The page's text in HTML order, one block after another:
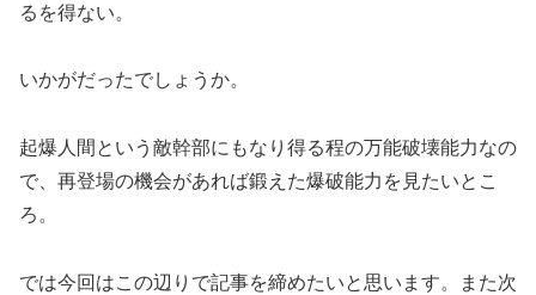
るを得ない。
いかがだったでしょうか。
起爆人間という敵幹部にもなり得る程の万能破壊能力なの
で、再登場の機会があれば鍛えた爆破能力を見たいとこ
ろ。
では今回はこの辺りで記事を締めたいと思います。また次